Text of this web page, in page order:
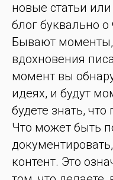
новые статьи
блог буквально о
Бывают моменты,
вдохновения
момент вы
идеях, и будут
будете знать, что
Что может быть
контент. Это